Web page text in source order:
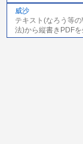
威沙
テキスト(なろう等
法)から縦書きPDF